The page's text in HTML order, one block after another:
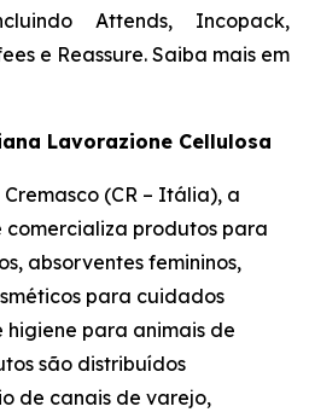
Attends, Incopack,
e Reassure. Saiba mais em
Lavorazione Cellulosa
(CR – Itália), a
produtos para
absorventes femininos,
para cuidados
higiene para animais de
são distribuídos
de canais de varejo,